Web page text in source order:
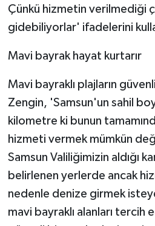
Çünkü hizmetin verilmediği
gidebiliyorlar' ifadelerini
Mavi bayrak hayat kurtarır
Mavi bayraklı plajların
Zengin, 'Samsun'un sahil
kilometre ki bunun
hizmeti vermek mümkün
Samsun Valiliğimizin aldığı
belirlenen yerlerde ancak
nedenle denize girmek
mavi bayraklı alanları tercih